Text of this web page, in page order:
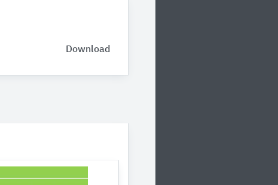
Download